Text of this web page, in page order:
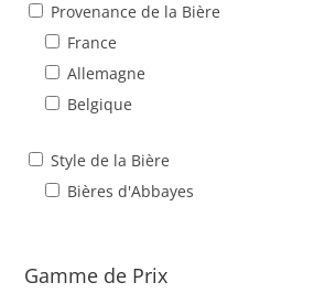
Provenance de la Bière
France
Allemagne
Belgique
Style de la Bière
Bières d'Abbayes
Gamme de Prix